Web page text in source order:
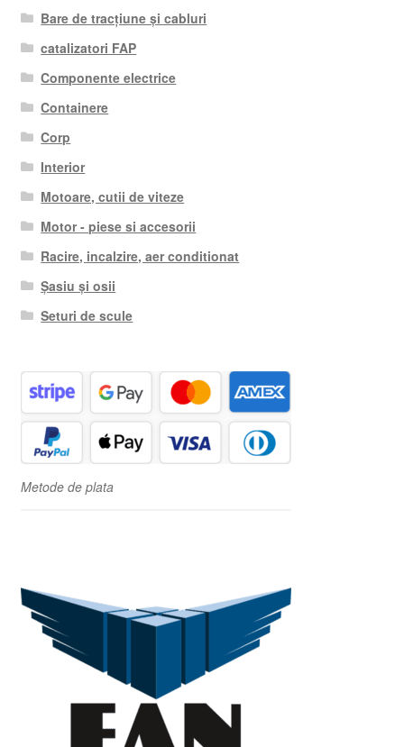
Bare de tracțiune și cabluri
catalizatori FAP
Componente electrice
Containere
Corp
Interior
Motoare, cutii de viteze
Motor - piese si accesorii
Racire, incalzire, aer conditionat
Șasiu și osii
Seturi de scule
Metode de plata